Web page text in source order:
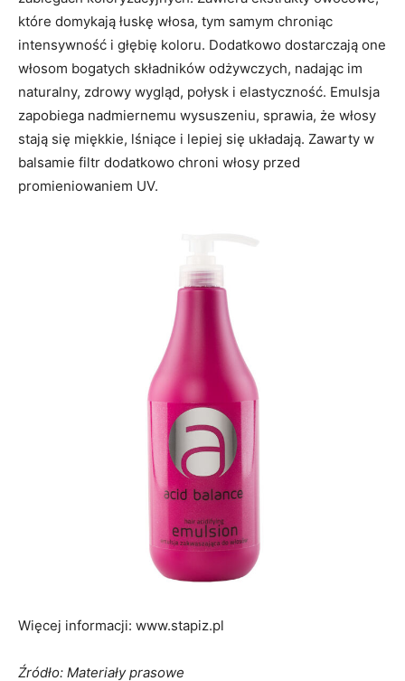
które domykają łuskę włosa, tym samym chroniąc
intensywność i głębię koloru. Dodatkowo dostarczają one
włosom bogatych składników odżywczych, nadając im
naturalny, zdrowy wygląd, połysk i elastyczność. Emulsja
zapobiega nadmiernemu wysuszeniu, sprawia, że włosy
stają się miękkie, lśniące i lepiej się układają. Zawarty w
balsamie filtr dodatkowo chroni włosy przed
promieniowaniem UV.
Więcej informacji: www.stapiz.pl
Źródło: Materiały prasowe